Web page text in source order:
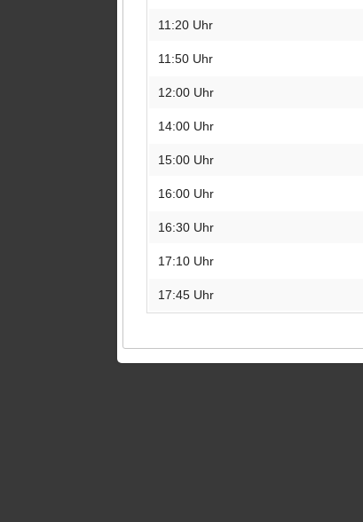
11:20 Uhr
11:50 Uhr
12:00 Uhr
14:00 Uhr
15:00 Uhr
16:00 Uhr
16:30 Uhr
17:10 Uhr
17:45 Uhr